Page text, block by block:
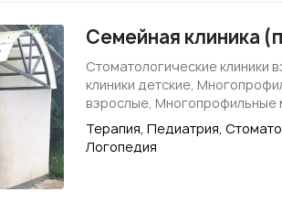
Семейная клиника
Стоматологические клиники
клиники детские,
взрослые, Многопрофильные
Терапия, Педиатрия,
Логопедия